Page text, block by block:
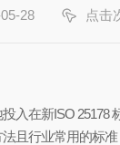
28 点击
投入在新ISO
且行业常用的标